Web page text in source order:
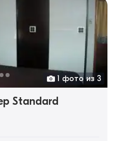
1 фото из 3
Standard